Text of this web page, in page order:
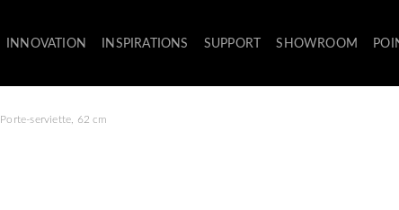
INNOVATION INSPIRATIONS SUPPORT SHOWROOM
Porte-serviette, 62 cm